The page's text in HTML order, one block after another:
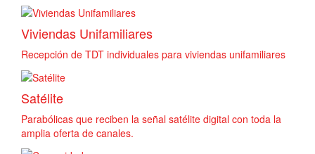
Viviendas Unifamiliares
Recepción de TDT individuales para viviendas unifamiliares
Satélite
Parabólicas que reciben la señal satélite digital con toda la
amplia oferta de canales.